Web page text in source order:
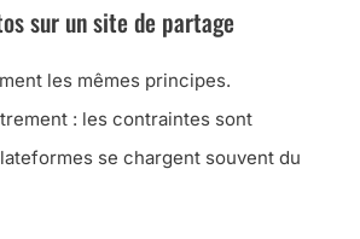
sur un site de partage
les mêmes principes.
: les contraintes sont
se chargent souvent du